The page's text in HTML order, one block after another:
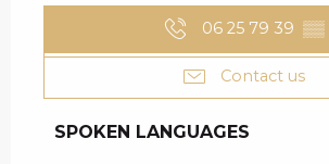
06 25 79 39 ▒▒
Contact us
SPOKEN LANGUAGES
SPOKEN LANGUAGES